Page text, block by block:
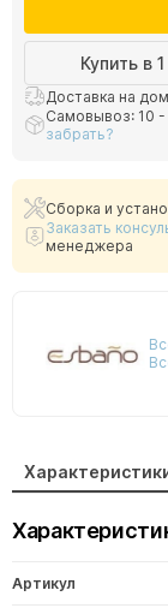
Купить в
Доставка на
Самовывоз: 10 -
забрать?
Сборка и
Заказать
менеджера
Артикул